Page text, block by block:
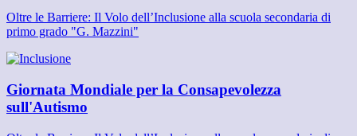
Oltre le Barriere: Il Volo dell’Inclusione alla scuola secondaria di
primo grado "G. Mazzini"
Giornata Mondiale per la Consapevolezza
sull'Autismo